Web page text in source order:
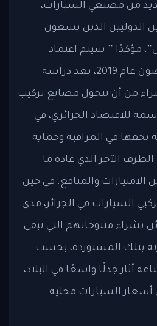
من مصنعي السيارات،
الدوليين الذين يسعون
مؤكدًا ” سيتم اعتماد
مصنعين آخرين في غضون عام 2019، بعد دراسة
من أن تتحول مصانع تركيب
للاقتصاد الجزائري، في
في المراقبة وحماية
الآخر الذي عادة ما
والمنافع. في حين
السيارات في الجزائر، مدى
بشراء منتوجاتهم التي تبقى
بتلك المستوردة، بحسب
أثار جدلًا واسعًا في البلاد،
أسعار السيارات محلية